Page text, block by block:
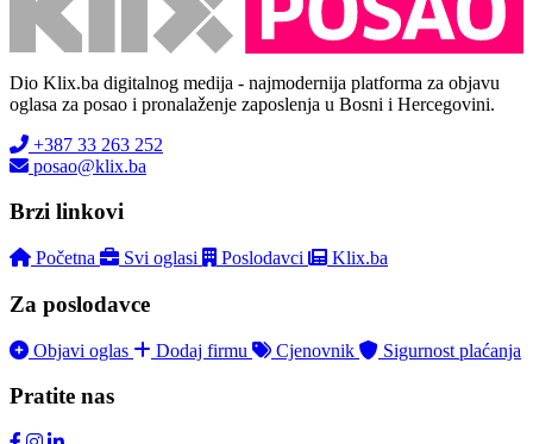
Dio Klix.ba digitalnog medija - najmodernija platforma za objavu
oglasa za posao i pronalaženje zaposlenja u Bosni i Hercegovini.
+387 33 263 252
posao@klix.ba
Brzi linkovi
Početna Svi oglasi Poslodavci Klix.ba
Za poslodavce
Objavi oglas Dodaj firmu Cjenovnik Sigurnost plaćanja
Pratite nas